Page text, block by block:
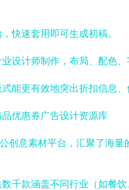
快速套用即可生成初稿。
设计师制作，布局、配色、
能更有效地突出折扣信息
品优惠券广告设计资源库
创意素材平台，汇聚了海
千款涵盖不同行业（如餐